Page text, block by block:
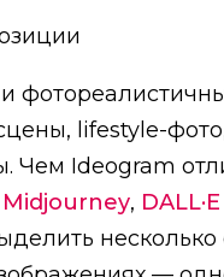
lifestyle-
Чем Ideogram
Midjourney, DALL·E
несколько